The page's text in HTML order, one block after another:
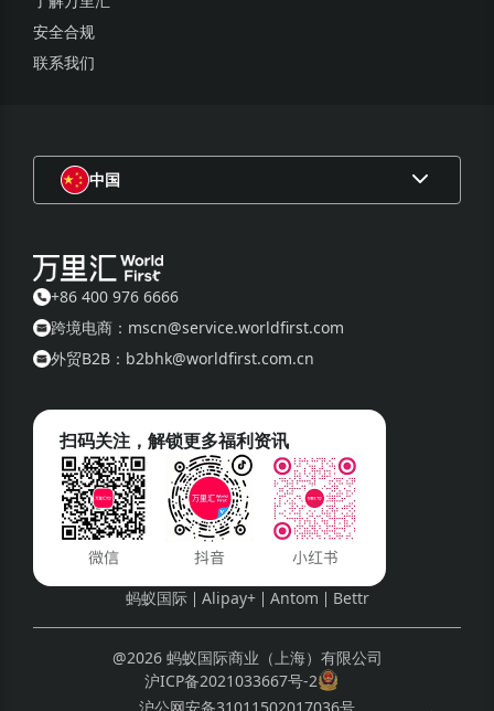
安全合规
联系我们
中国
+86 400 976 6666
跨境电商：mscn@service.worldfirst.com
外贸B2B：b2bhk@worldfirst.com.cn
扫码关注，解锁更多福利资讯
蚂蚁国际 Alipay+ Antom Bettr
@2026 蚂蚁国际商业（上海）有限公司
沪ICP备2021033667号-2